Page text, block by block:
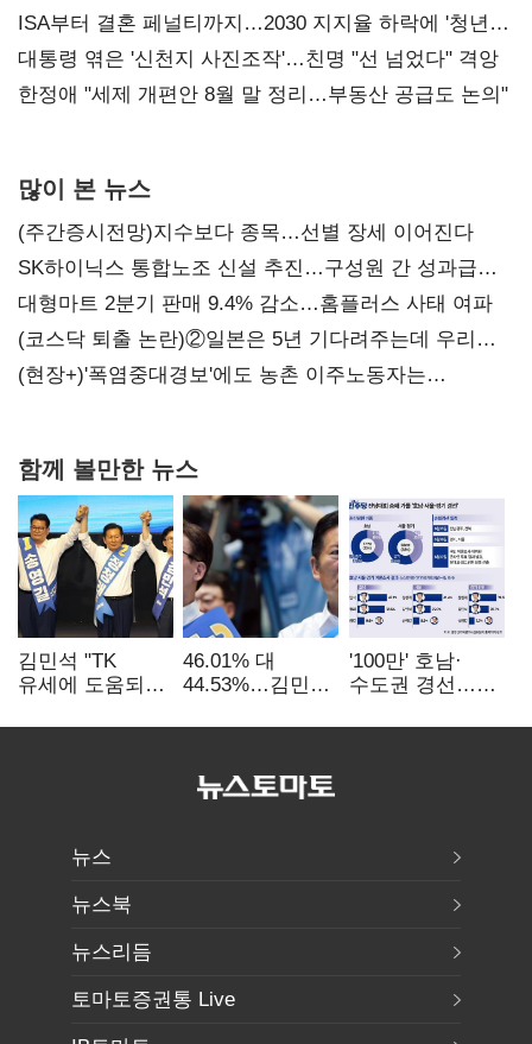
ISA부터 결혼 페널티까지…2030 지지율 하락에 '청년
챙기기'
대통령 엮은 '신천지 사진조작'…친명 "선 넘었다" 격앙
한정애 "세제 개편안 8월 말 정리…부동산 공급도 논의"
많이 본 뉴스
(주간증시전망)지수보다 종목…선별 장세 이어진다
SK하이닉스 통합노조 신설 추진…구성원 간 성과급
불만 확산
대형마트 2분기 판매 9.4% 감소…홈플러스 사태 여파
(코스닥 퇴출 논란)②일본은 5년 기다려주는데 우리는
당장 퇴출?…시간만으론 부족한 코스닥 구하기
(현장+)'폭염중대경보'에도 농촌 이주노동자는
함께 볼만한 뉴스
김민석 "TK
유세에 도움되는
"벌써 대표된 양
46.01% 대
44.53%…김민석·
'초박빙'(종합)
'100만' 호남·
수도권 경선…
뉴스
뉴스북
뉴스리듬
토마토증권통 Live